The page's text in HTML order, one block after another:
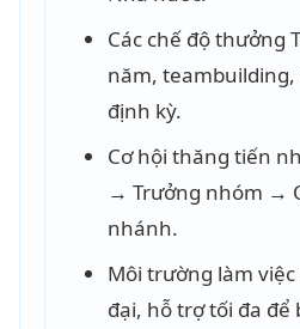
Các chế độ thưởng
năm, teambuilding,
định kỳ.
Cơ hội thăng tiến
→ Trưởng nhóm →
nhánh.
Môi trường làm
đại, hỗ trợ tối đa